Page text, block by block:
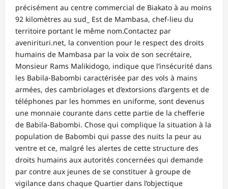
précisément au centre commercial de Biakato à au moins
92 kilomètres au sud_ Est de Mambasa, chef-lieu du
territoire portant le même nom.Contactez par
avenirituri.net, la convention pour le respect des droits
humains de Mambasa par la voix de son secrétaire,
Monsieur Rams Malikidogo, indique que l’insécurité dans
les Babila-Babombi caractérisée par des vols à mains
armées, des cambriolages et d’extorsions d’argents et de
téléphones par les hommes en uniforme, sont devenus
une monnaie courante dans cette partie de la chefferie
de Babila-Babombi. Chose qui complique la situation à la
population de Babombi qui passe des nuits la peur au
ventre et ce, malgré les alertes de cette structure des
droits humains aux autorités concernées qui demande
par contre aux jeunes de se constituer à groupe de
vigilance dans chaque Quartier dans l’objectique